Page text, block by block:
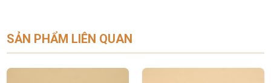
SẢN PHẨM LIÊN QUAN